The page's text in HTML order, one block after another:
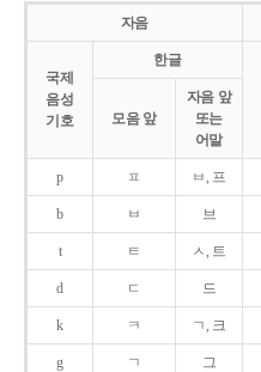
자음
국제
음성
기호
한글
모음 앞
자음 앞
또는
어말
p ㅍ ㅂ, 프
b ㅂ 브
t ㅌ ㅅ, 트
d ㄷ 드
k ㅋ ㄱ, 크
g ㄱ 그